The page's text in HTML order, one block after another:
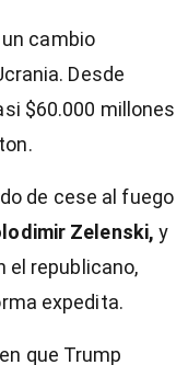
cambio
Desde
$60.000 millones
de cese al fuego
Zelenski, y
el republicano,
expedita.
que Trump